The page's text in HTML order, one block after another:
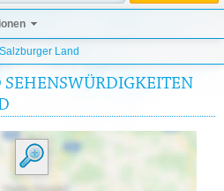
Salzburger Land
SEHENSWÜRDIGKEITEN